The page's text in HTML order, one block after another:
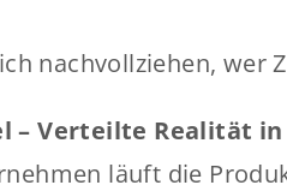
nachvollziehen, wer
– Verteilte Realität
läuft die